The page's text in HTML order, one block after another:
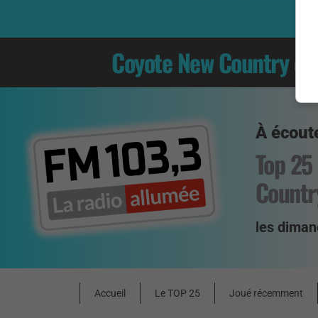
Coyote New Country
À
Top
les
Accueil Le TOP 25 Joué récemment